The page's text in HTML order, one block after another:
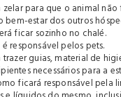
para que o animal
bem-estar dos outros
ficar sozinho no chalé.
responsável pelos pets.
guias, material de
necessários para a
­ficará responsável pela